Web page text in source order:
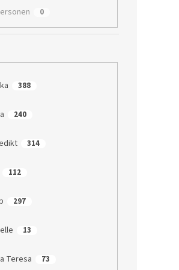
0
388
240
314
112
297
13
Teresa 73